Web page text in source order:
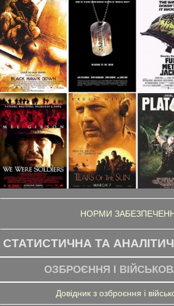
НОРМИ
СТАТИСТИЧНА ТА
ОЗБРОЄННЯ І
Довідник з озброєння і